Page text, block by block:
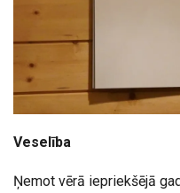
Veselība
Ņemot vērā iepriekšējā